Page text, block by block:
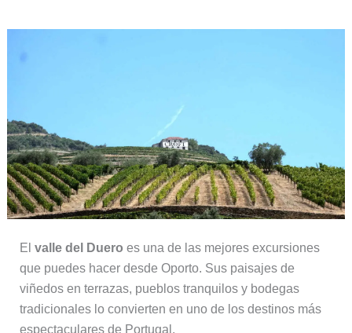
El valle del Duero es una de las mejores excursiones
que puedes hacer desde Oporto. Sus paisajes de
viñedos en terrazas, pueblos tranquilos y bodegas
tradicionales lo convierten en uno de los destinos más
espectaculares de Portugal.